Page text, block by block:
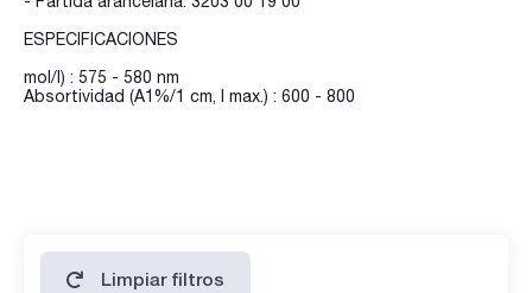
ESPECIFICACIONES
mol/l) : 575 - 580 nm
Absortividad (A1%/1 cm, l max.) : 600 - 800
Limpiar filtros